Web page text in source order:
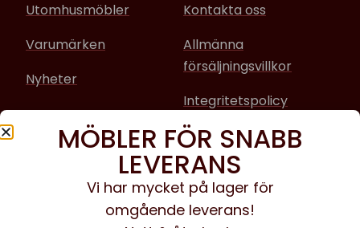
Utomhusmöbler
Varumärken
Nyheter
Kontakta oss
Allmänna
försäljningsvillkor
Integritetspolicy
Sociala media
Facebook
Instagram
MÖBLER FÖR SNABB
LEVERANS
Vi har mycket på lager för
omgående leverans!